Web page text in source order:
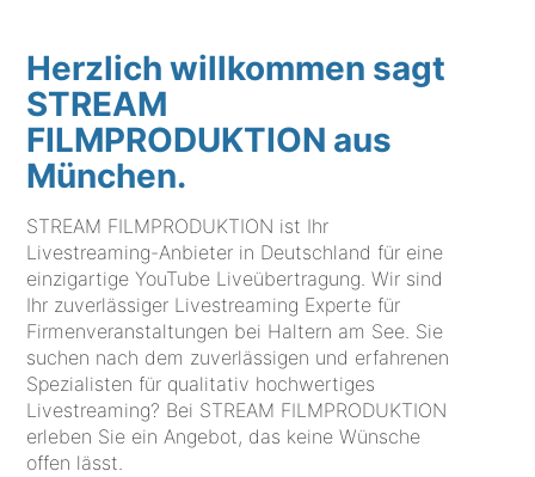
Herzlich willkommen sagt
STREAM
FILMPRODUKTION aus
München.
STREAM FILMPRODUKTION ist Ihr
Livestreaming-Anbieter in Deutschland für eine
einzigartige YouTube Liveübertragung. Wir sind
Ihr zuverlässiger Livestreaming Experte für
Firmenveranstaltungen bei Haltern am See. Sie
suchen nach dem zuverlässigen und erfahrenen
Spezialisten für qualitativ hochwertiges
Livestreaming? Bei STREAM FILMPRODUKTION
erleben Sie ein Angebot, das keine Wünsche
offen lässt.